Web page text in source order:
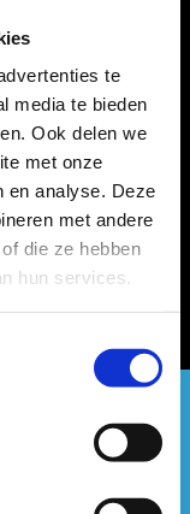
te
media te bieden
Ook delen we
met onze
en analyse. Deze
met andere
die ze hebben
hun services.